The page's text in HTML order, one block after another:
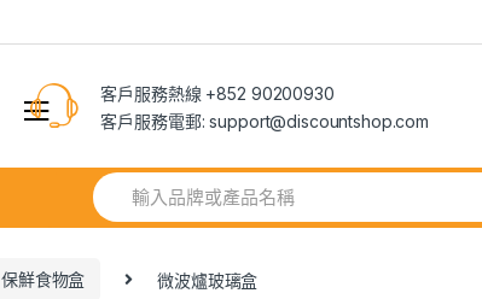
客戶服務熱線 +852 90200930
客戶服務電郵: support@discountshop.com
Search
for:
保鮮食物盒 微波爐玻璃盒